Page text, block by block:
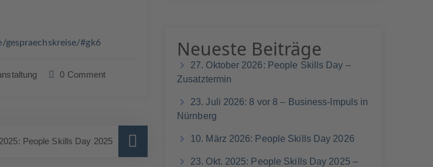
gespraechskreise/#gk6
0 Comment
People Skills Day 2025
Neueste Beiträge
27. Oktober 2026: People Skills Day –
Zusatztermin
23. Juli 2026: 8 vor 8 – Business-Impuls in
Nürnberg
10. März 2026: People Skills Day 2026
23. Okt. 2025: People Skills Day 2025 –